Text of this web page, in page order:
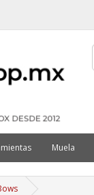
Muela